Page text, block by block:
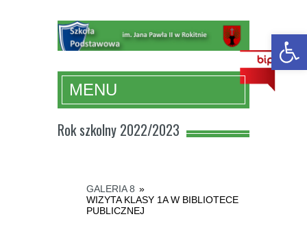
MENU
Rok szkolny 2022/2023
GALERIA 8 »
WIZYTA KLASY 1A W BIBLIOTECE
PUBLICZNEJ